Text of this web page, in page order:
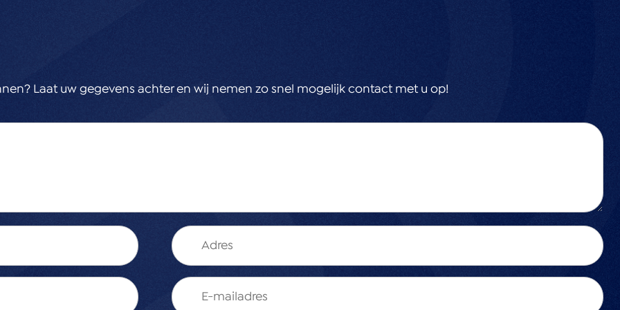
Agrarisch
in
en karakter met volop
Laat uw gegevens achter en wij nemen zo snel mogelijk contact met u op!